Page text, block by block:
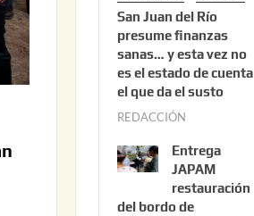
San Juan del Río
presume finanzas
sanas… y esta vez no
es el estado de cuenta
el que da el susto
REDACCIÓN
o
s
t
Entrega
JAPAM
restauración
del bordo de